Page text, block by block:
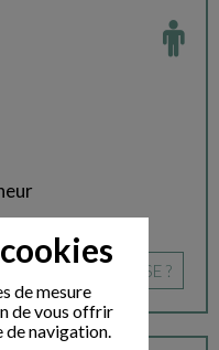
VOUS INTÉRESSE ?
de mesure
de vous offrir
de navigation.